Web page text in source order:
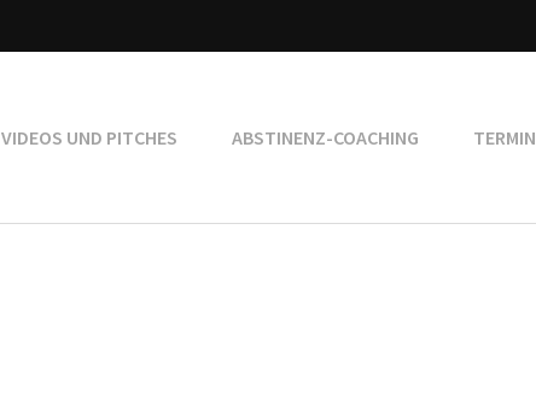
VIDEOS UND PITCHES ABSTINENZ-COACHING TERMIN